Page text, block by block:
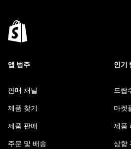
앱 범주
판매 채널
제품 찾기
제품 판매
주문 및 배송
인기
드랍
마켓
제품
상향